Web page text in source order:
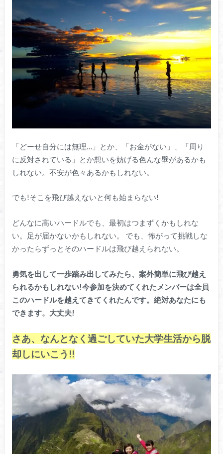
「どーせ自分には無理…」とか、「お金がない」、「周り
に反対されている」とか想いを妨げる色んな壁があるかも
しれない。不安が色々あるかもしれない。
でも!そこを飛び越えないと何も始まらない!
どんなに高いハードルでも、最初はつまずくかもしれな
い。足が届かないかもしれない。 でも、怖がって挑戦しな
かったらずっとそのハードルは飛び越えられない。
勇気を出して一歩踏み出してみたら、案外簡単に飛び越え
られるかもしれない!今参加を決めてくれたメンバーは全員
このハードルを越えてきてくれたんです。絶対あなたにも
できます。大丈夫!
さあ、なんとなく過ごしていた大学生活から脱
却しにいこう!!